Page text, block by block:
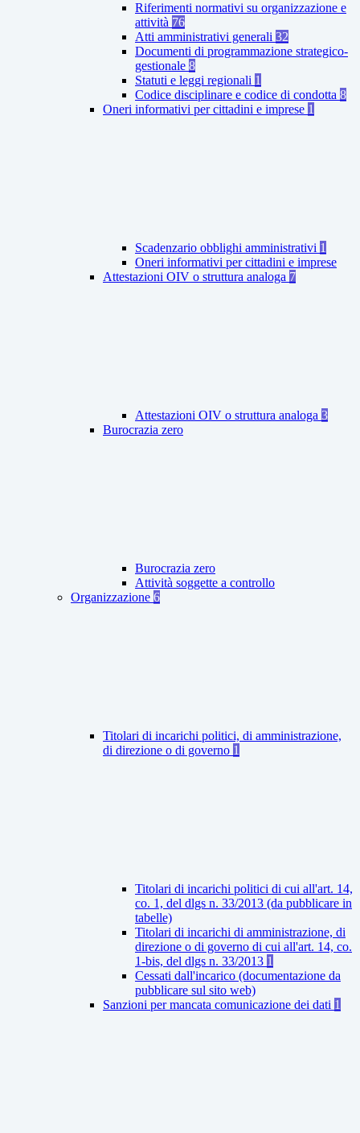
Riferimenti normativi su organizzazione e
attività 76
Atti amministrativi generali 32
Documenti di programmazione strategico-
gestionale 8
Statuti e leggi regionali 1
Codice disciplinare e codice di condotta 8
Oneri informativi per cittadini e imprese 1
Scadenzario obblighi amministrativi 1
Oneri informativi per cittadini e imprese
Attestazioni OIV o struttura analoga 7
Attestazioni OIV o struttura analoga 3
Burocrazia zero
Burocrazia zero
Attività soggette a controllo
Organizzazione 6
Titolari di incarichi politici, di amministrazione,
di direzione o di governo 1
Titolari di incarichi politici di cui all'art. 14,
co. 1, del dlgs n. 33/2013 (da pubblicare in
tabelle)
Titolari di incarichi di amministrazione, di
direzione o di governo di cui all'art. 14, co.
1-bis, del dlgs n. 33/2013 1
Cessati dall'incarico (documentazione da
pubblicare sul sito web)
Sanzioni per mancata comunicazione dei dati 1